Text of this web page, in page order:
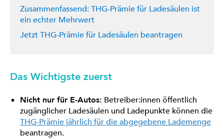
Zusammenfassend: THG-Prämie für Ladesäulen ist
ein echter Mehrwert
Jetzt THG-Prämie für Ladesäulen beantragen
Das Wichtigste zuerst
Nicht nur für E-Autos: Betreiber:innen öffentlich
zugänglicher Ladesäulen und Ladepunkte können die
THG-Prämie jährlich für die abgegebene Lademenge
beantragen.